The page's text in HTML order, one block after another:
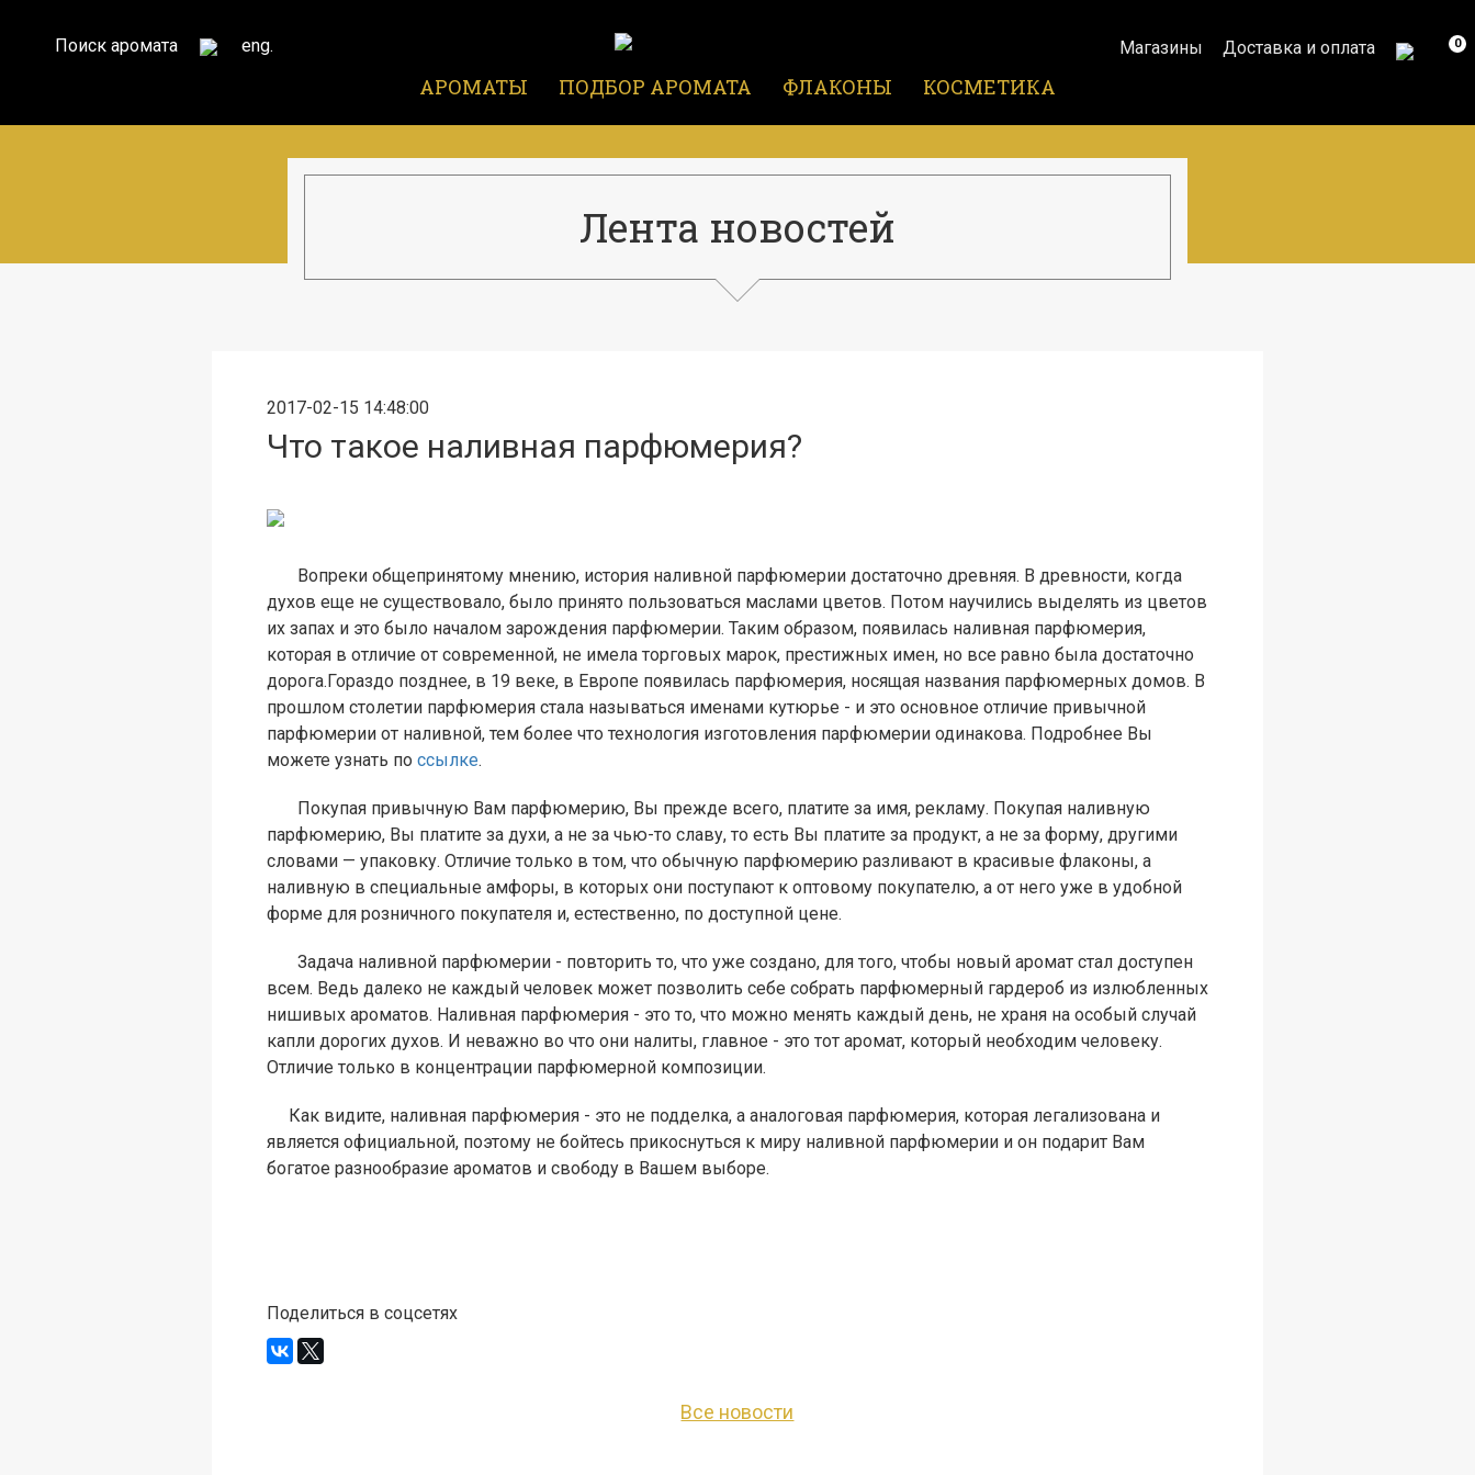
Поиск аромата eng. Магазины Доставка и оплата 0
АРОМАТЫ ПОДБОР АРОМАТА ФЛАКОНЫ КОСМЕТИКА
Лента новостей
2017-02-15 14:48:00
Что такое наливная парфюмерия?
Вопреки общепринятому мнению, история наливной парфюмерии достаточно древняя. В древности, когда
духов еще не существовало, было принято пользоваться маслами цветов. Потом научились выделять из цветов
их запах и это было началом зарождения парфюмерии. Таким образом, появилась наливная парфюмерия,
которая в отличие от современной, не имела торговых марок, престижных имен, но все равно была достаточно
дорога.Гораздо позднее, в 19 веке, в Европе появилась парфюмерия, носящая названия парфюмерных домов. В
прошлом столетии парфюмерия стала называться именами кутюрье - и это основное отличие привычной
парфюмерии от наливной, тем более что технология изготовления парфюмерии одинакова. Подробнее Вы
можете узнать по ссылке.
Покупая привычную Вам парфюмерию, Вы прежде всего, платите за имя, рекламу. Покупая наливную
парфюмерию, Вы платите за духи, а не за чью-то славу, то есть Вы платите за продукт, а не за форму, другими
словами — упаковку. Отличие только в том, что обычную парфюмерию разливают в красивые флаконы, а
наливную в специальные амфоры, в которых они поступают к оптовому покупателю, а от него уже в удобной
форме для розничного покупателя и, естественно, по доступной цене.
Задача наливной парфюмерии - повторить то, что уже создано, для того, чтобы новый аромат стал доступен
всем. Ведь далеко не каждый человек может позволить себе собрать парфюмерный гардероб из излюбленных
нишивых ароматов. Наливная парфюмерия - это то, что можно менять каждый день, не храня на особый случай
капли дорогих духов. И неважно во что они налиты, главное - это тот аромат, который необходим человеку.
Отличие только в концентрации парфюмерной композиции.
Как видите, наливная парфюмерия - это не подделка, а аналоговая парфюмерия, которая легализована и
является официальной, поэтому не бойтесь прикоснуться к миру наливной парфюмерии и он подарит Вам
богатое разнообразие ароматов и свободу в Вашем выборе.
Поделиться в соцсетях
Все новости